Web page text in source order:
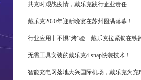
共克时艰战疫情，戴乐克践行企业责任
戴乐克2020年迎新晚宴在苏州圆满落幕！
行业应用丨不惧“烤”验，戴乐克拉紧锁在铁
无需工具安装的戴乐克d-snap快装技术！
智能充电网落地大兴国际机场，戴乐克为充